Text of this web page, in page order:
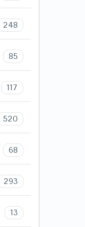
248
85
117
520
68
293
13